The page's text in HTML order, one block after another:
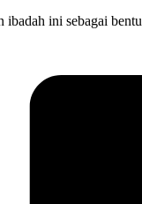
ini sebagai